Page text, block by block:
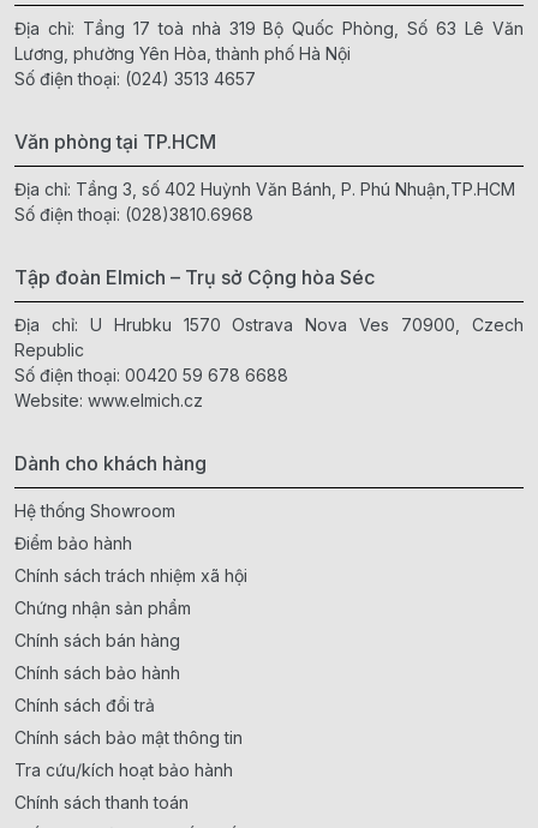
Địa chỉ: Tầng 17 toà nhà 319 Bộ Quốc Phòng, Số 63 Lê Văn
Lương, phường Yên Hòa, thành phố Hà Nội
Số điện thoại: (024) 3513 4657
Văn phòng tại TP.HCM
Địa chỉ: Tầng 3, số 402 Huỳnh Văn Bánh, P. Phú Nhuận,TP.HCM
Số điện thoại: (028)3810.6968
Tập đoàn Elmich – Trụ sở Cộng hòa Séc
Địa chỉ: U Hrubku 1570 Ostrava Nova Ves 70900, Czech
Republic
Số điện thoại: 00420 59 678 6688
Website: www.elmich.cz
Dành cho khách hàng
Hệ thống Showroom
Điểm bảo hành
Chính sách trách nhiệm xã hội
Chứng nhận sản phẩm
Chính sách bán hàng
Chính sách bảo hành
Chính sách đổi trả
Chính sách bảo mật thông tin
Tra cứu/kích hoạt bảo hành
Chính sách thanh toán